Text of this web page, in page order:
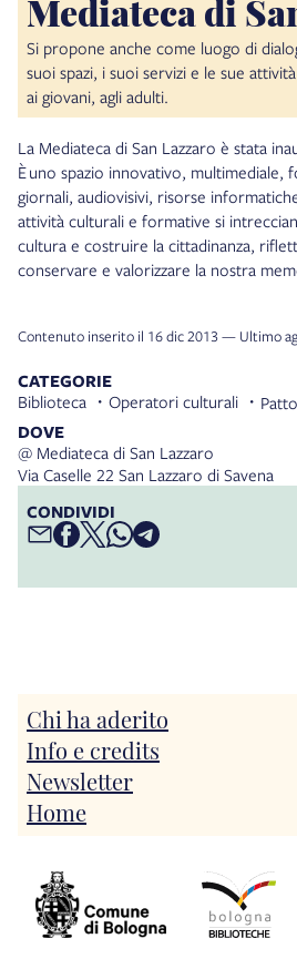
Mediateca di
Si propone anche come luogo di
suoi spazi, i suoi servizi e le sue
ai giovani, agli adulti.
La Mediateca di San Lazzaro è stata
È uno spazio innovativo,
giornali, audiovisivi, risorse
attività culturali e formative si
cultura e costruire la cittadinanza,
conservare e valorizzare la nostra
CATEGORIE
Biblioteca Operatori culturali
DOVE
@ Mediateca di San Lazzaro
Via Caselle 22 San Lazzaro di Savena
CONDIVIDI
Contenuto inserito il 16 dic 2013 — Ultimo
Chi ha aderito
Info e credits
Newsletter
Home